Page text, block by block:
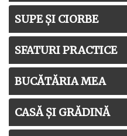
SUPE ȘI CIORBE
SFATURI PRACTICE
BUCĂTĂRIA MEA
CASĂ ȘI GRĂDINĂ